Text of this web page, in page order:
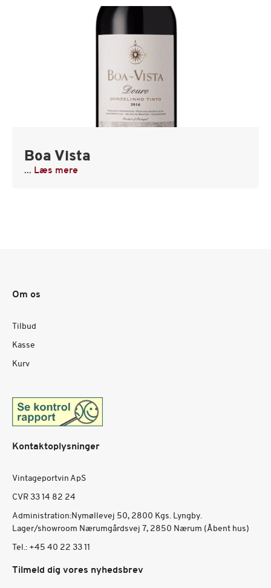
Boa Vista
... Læs mere
Om os
Tilbud
Kasse
Kurv
Kontaktoplysninger
Vintageportvin ApS
CVR 33 14 82 24
Administration:Nymøllevej 50, 2800 Kgs. Lyngby.
Lager/showroom Nærumgårdsvej 7, 2850 Nærum (Åbent hus)
Tel.: +45 40 22 33 11
Tilmeld dig vores nyhedsbrev